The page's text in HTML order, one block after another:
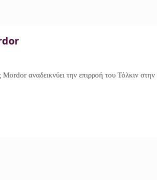
αναδεικνύει την επιρροή του Τόλκιν στην